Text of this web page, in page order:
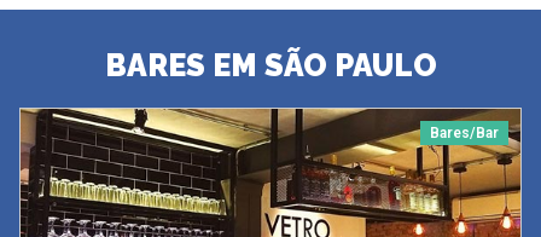
BARES EM SÃO PAULO
Bares/Bar